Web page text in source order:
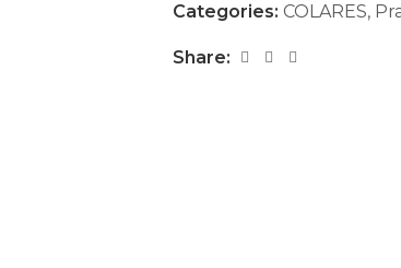
Categories: COLARES,
Share: